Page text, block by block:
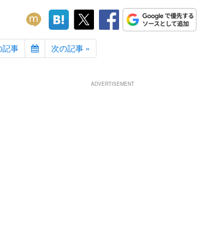
記事 次の記事 »
ADVERTISEMENT